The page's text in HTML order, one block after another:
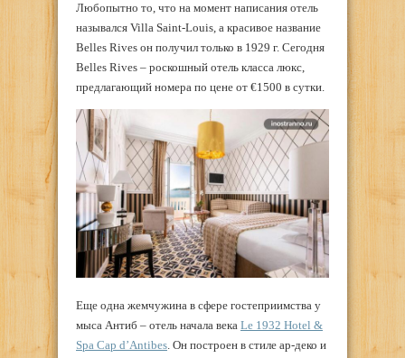
Любопытно то, что на момент написания отель
назывался Villa Saint-Louis, а красивое название
Belles Rives он получил только в 1929 г. Сегодня
Belles Rives – роскошный отель класса люкс,
предлагающий номера по цене от €1500 в сутки.
Еще одна жемчужина в сфере гостеприимства у
мыса Антиб – отель начала века Le 1932 Hotel &
Spa Cap d’Antibes . Он построен в стиле ар-деко и